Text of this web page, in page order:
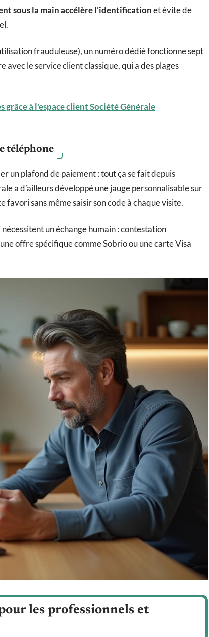
sous la main accélère l’identificationet évite de
frauduleuse), un numéro dédié fonctionne sept
avec le service client classique, qui a des plages
grâce à l'espace client Société Générale
téléphone
un plafond de paiement : tout ça se fait depuis
a d’ailleurs développé une jauge personnalisable sur
favori sans même saisir son code à chaque visite.
un échange humain : contestation
offre spécifique comme Sobrio ou une carte Visa
les professionnels et